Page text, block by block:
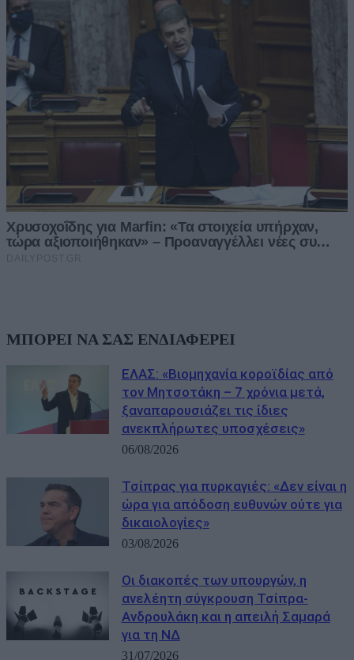
ΜΠΟΡΕΙ ΝΑ ΣΑΣ ΕΝΔΙΑΦΕΡΕΙ
ΕΛΑΣ: «Βιομηχανία κοροϊδίας από
τον Μητσοτάκη – 7 χρόνια μετά,
ξαναπαρουσιάζει τις ίδιες
ανεκπλήρωτες υποσχέσεις»
06/08/2026
Τσίπρας για πυρκαγιές: «Δεν είναι η
ώρα για απόδοση ευθυνών ούτε για
δικαιολογίες»
03/08/2026
Οι διακοπές των υπουργών, η
ανελέητη σύγκρουση Τσίπρα-
Ανδρουλάκη και η απειλή Σαμαρά
για τη ΝΔ
31/07/2026